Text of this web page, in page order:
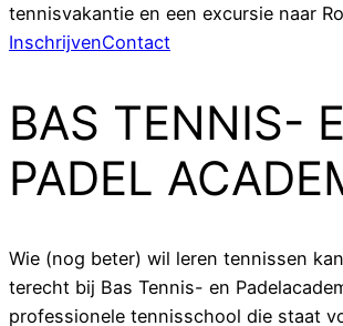
tennisvakantie en een excursie naar
InschrijvenContact
BAS TENNIS-
PADEL
Wie (nog beter) wil leren tennissen
terecht bij Bas Tennis- en
professionele tennisschool die staat